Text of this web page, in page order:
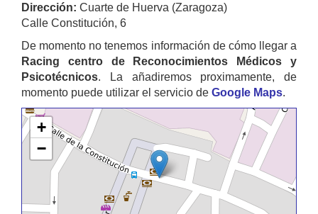
Dirección: Cuarte de Huerva (Zaragoza)
Calle Constitución, 6
De momento no tenemos información de cómo llegar a
Racing centro de Reconocimientos Médicos y
Psicotécnicos. La añadiremos proximamente, de
momento puede utilizar el servicio de Google Maps.
+
−